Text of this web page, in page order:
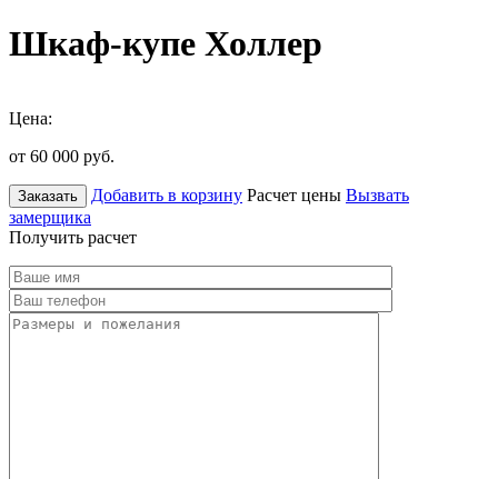
Шкаф-купе Холлер
Цена:
от 60 000 руб.
Заказать Добавить в корзину Расчет цены Вызвать
замерщика
Получить расчет